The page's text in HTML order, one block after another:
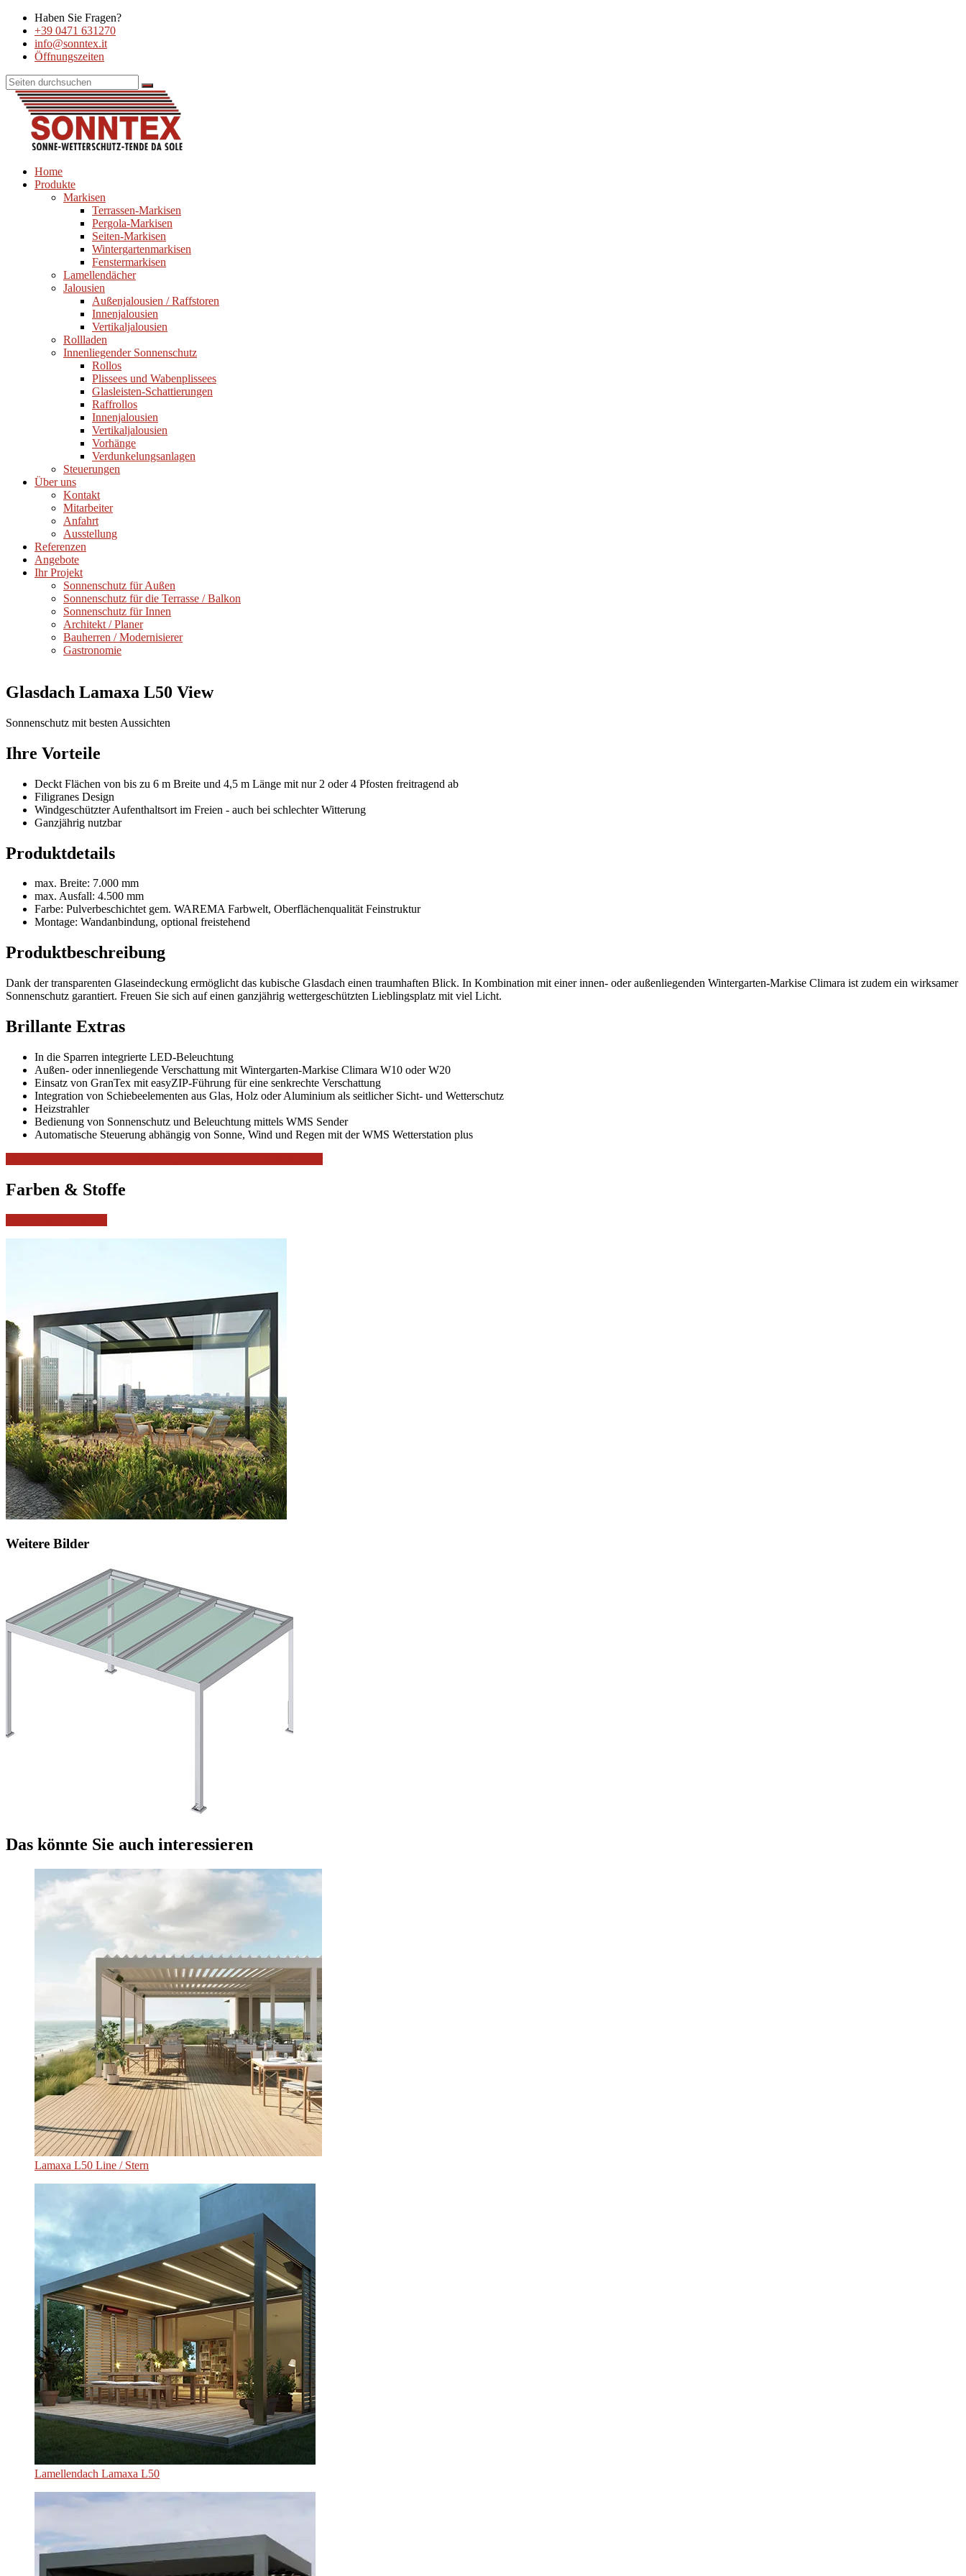
Haben Sie Fragen?
+39 0471 631270
info@sonntex.it
Öffnungszeiten
Home
Produkte
Markisen
Terrassen-Markisen
Pergola-Markisen
Seiten-Markisen
Wintergartenmarkisen
Fenstermarkisen
Lamellendächer
Jalousien
Außenjalousien / Raffstoren
Innenjalousien
Vertikaljalousien
Rollladen
Innenliegender Sonnenschutz
Rollos
Plissees und Wabenplissees
Glasleisten-Schattierungen
Raffrollos
Innenjalousien
Vertikaljalousien
Vorhänge
Verdunkelungsanlagen
Steuerungen
Über uns
Kontakt
Mitarbeiter
Anfahrt
Ausstellung
Referenzen
Angebote
Ihr Projekt
Sonnenschutz für Außen
Sonnenschutz für die Terrasse / Balkon
Sonnenschutz für Innen
Architekt / Planer
Bauherren / Modernisierer
Gastronomie
Glasdach Lamaxa L50 View
Sonnenschutz mit besten Aussichten
Ihre Vorteile
Deckt Flächen von bis zu 6 m Breite und 4,5 m Länge mit nur 2 oder 4 Pfosten freitragend ab
Filigranes Design
Windgeschützter Aufenthaltsort im Freien - auch bei schlechter Witterung
Ganzjährig nutzbar
Produktdetails
max. Breite: 7.000 mm
max. Ausfall: 4.500 mm
Farbe: Pulverbeschichtet gem. WAREMA Farbwelt, Oberflächenqualität Feinstruktur
Montage: Wandanbindung, optional freistehend
Produktbeschreibung
Dank der transparenten Glaseindeckung ermöglicht das kubische Glasdach einen traumhaften Blick. In Kombination mit einer innen- oder außenliegenden Wintergarten-Markise Climara ist zudem ein wirksamer
Sonnenschutz garantiert. Freuen Sie sich auf einen ganzjährig wettergeschützten Lieblingsplatz mit viel Licht.
Brillante Extras
In die Sparren integrierte LED-Beleuchtung
Außen- oder innenliegende Verschattung mit Wintergarten-Markise Climara W10 oder W20
Einsatz von GranTex mit easyZIP-Führung für eine senkrechte Verschattung
Integration von Schiebeelementen aus Glas, Holz oder Aluminium als seitlicher Sicht- und Wetterschutz
Heizstrahler
Bedienung von Sonnenschutz und Beleuchtung mittels WMS Sender
Automatische Steuerung abhängig von Sonne, Wind und Regen mit der WMS Wetterstation plus
Farben & Stoffe
Weitere Bilder
Das könnte Sie auch interessieren
Lamaxa L50 Line / Stern
Lamellendach Lamaxa L50